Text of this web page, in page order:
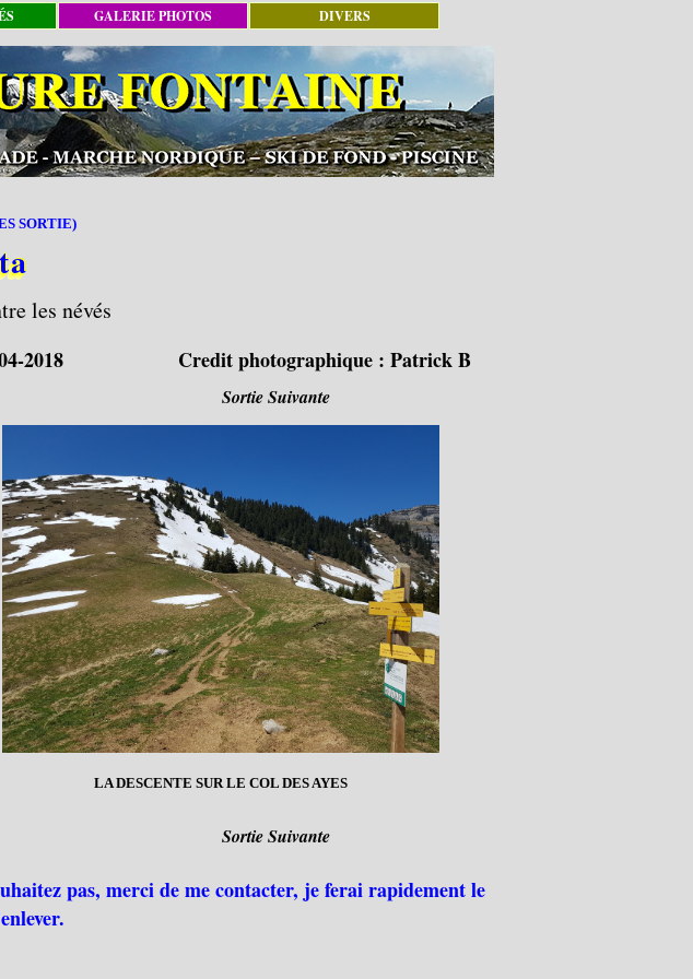
GALERIE PHOTOS DIVERS
SORTIE)
les névés
2018 Credit photographique : Patrick B
Sortie Suivante
LA DESCENTE SUR LE COL DES AYES
Sortie Suivante
pas, merci de me contacter, je ferai rapidement le